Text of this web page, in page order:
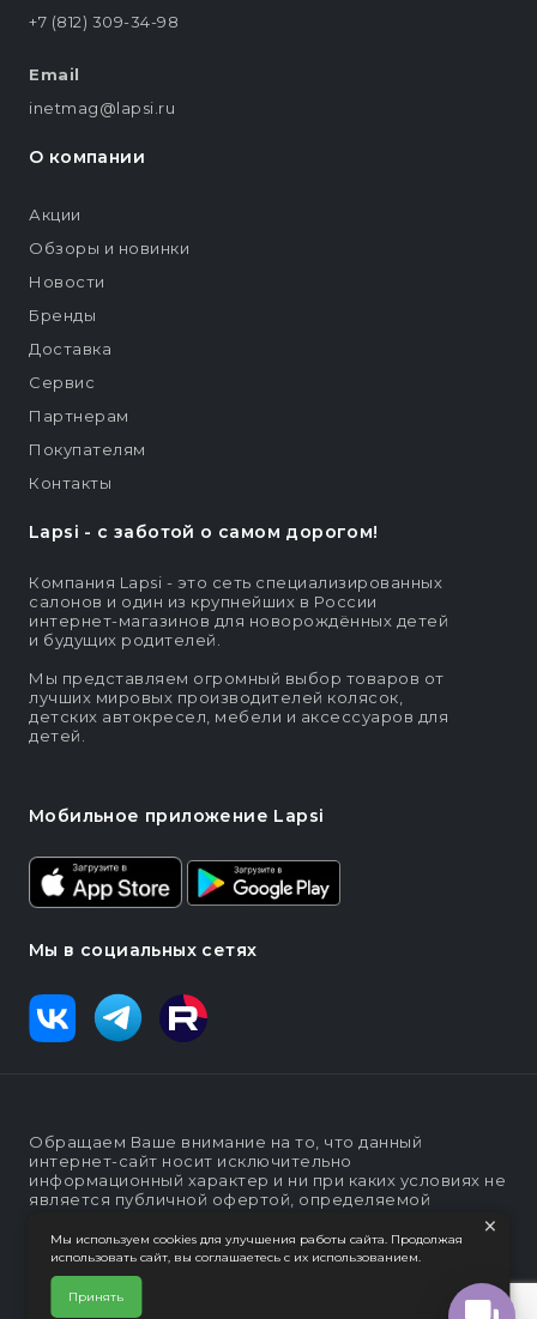
Lapsi - c заботой о самом дорогом!
Компания Lapsi - это сеть специализированных
салонов и один из крупнейших в России
интернет-магазинов для новорождённых детей
и будущих родителей.
Мы представляем огромный выбор товаров от
лучших мировых производителей колясок,
детских автокресел, мебели и аксессуаров для
детей.
Мобильное приложение Lapsi
Мы в социальных сетях
+7 (812) 309-34-98
Email
inetmag@lapsi.ru
О компании
Акции
Обзоры и новинки
Новости
Бренды
Доставка
Сервис
Партнерам
Покупателям
Контакты
Обращаем Ваше внимание на то, что данный
интернет-сайт носит исключительно
информационный характер и ни при каких условиях не
является публичной офертой, определяемой
положениями статьи п. 2 ст. 437 Гражданского кодекса
Российской Федерации
Политика конфеденциальности
Интернет-магазин "Lapsi".
×
Мы используем cookies для улучшения работы сайта. Продолжая
использовать сайт, вы соглашаетесь с их использованием.
Принять